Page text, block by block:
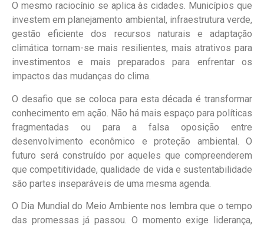
O mesmo raciocínio se aplica às cidades. Municípios que
investem em planejamento ambiental, infraestrutura verde,
gestão eficiente dos recursos naturais e adaptação
climática tornam-se mais resilientes, mais atrativos para
investimentos e mais preparados para enfrentar os
impactos das mudanças do clima.
O desafio que se coloca para esta década é transformar
conhecimento em ação. Não há mais espaço para políticas
fragmentadas ou para a falsa oposição entre
desenvolvimento econômico e proteção ambiental. O
futuro será construído por aqueles que compreenderem
que competitividade, qualidade de vida e sustentabilidade
são partes inseparáveis de uma mesma agenda.
O Dia Mundial do Meio Ambiente nos lembra que o tempo
das promessas já passou. O momento exige liderança,